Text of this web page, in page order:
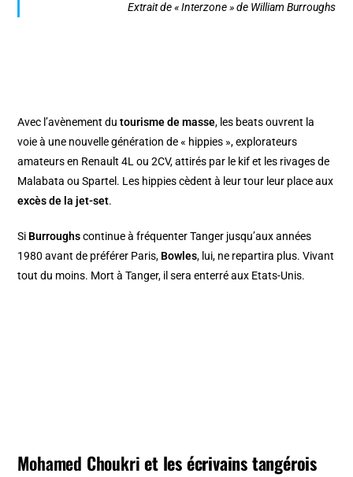
Extrait de « Interzone » de William Burroughs
Avec l’avènement dutourisme de masse, les beats ouvrent la
voie à une nouvelle génération de « hippies », explorateurs
amateurs en Renault 4L ou 2CV, attirés par le kif et les rivages de
Malabata ou Spartel. Les hippies cèdent à leur tour leur place aux
excès de la jet-set.
Si Burroughscontinue à fréquenter Tanger jusqu’aux années
1980 avant de préférer Paris, Bowles, lui, ne repartira plus. Vivant
tout du moins. Mort à Tanger, il sera enterré aux Etats-Unis.
Mohamed Choukriet les écrivains tangérois